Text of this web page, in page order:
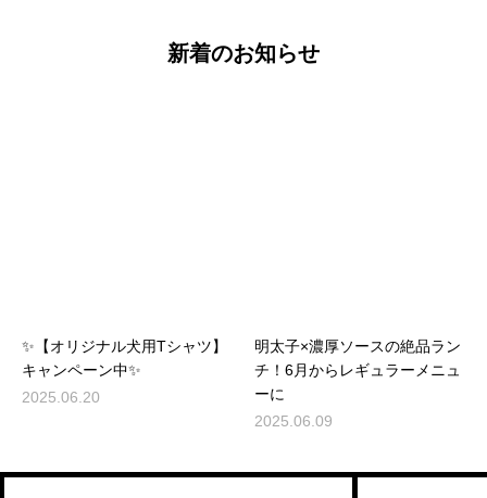
新着のお知らせ
✨【オリジナル犬用Tシャツ】
キャンペーン中✨
2025.06.20
明太子×濃厚ソースの絶品ラン
チ！6月からレギュラーメニュ
ーに
2025.06.09